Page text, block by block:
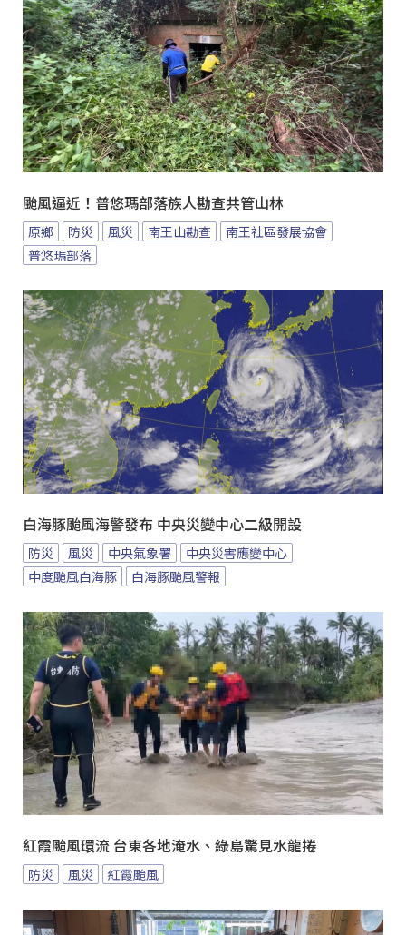
颱風逼近！普悠瑪部落族人勘查共管山林
原鄉 防災 風災 南王山勘查
南王社區發展協會
普悠瑪部落
白海豚颱風海警發布 中央災變中心二級開設
防災 風災 中央氣象署
中央災害應變中心
中度颱風白海豚
白海豚颱風警報
紅霞颱風環流 台東各地淹水、綠島驚見水龍捲
防災 風災 紅霞颱風